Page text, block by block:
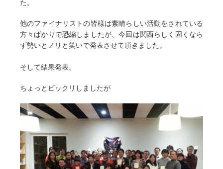
た。
他のファイナリストの皆様は素晴らしい活動をされている
方々ばかりで恐縮しましたが、今回は関西らしく固くなら
ず勢いとノリと笑いで発表させて頂きました。
そして結果発表。
ちょっとビックリしましたが